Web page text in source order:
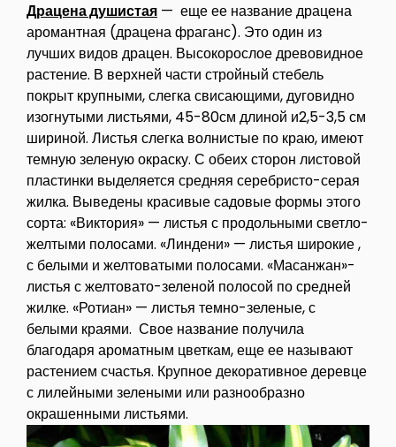
Драцена душистая — еще ее название драцена
аромантная (драцена фраганс). Это один из
лучших видов драцен. Высокорослое древовидное
растение. В верхней части стройный стебель
покрыт крупными, слегка свисающими, дуговидно
изогнутыми листьями, 45-80см длиной и2,5-3,5 см
шириной. Листья слегка волнистые по краю, имеют
темную зеленую окраску. С обеих сторон листовой
пластинки выделяется средняя серебристо-серая
жилка. Выведены красивые садовые формы этого
сорта: «Виктория» — листья с продольными светло-
желтыми полосами. «Линдени» — листья широкие ,
с белыми и желтоватыми полосами. «Масанжан»-
листья с желтовато-зеленой полосой по средней
жилке. «Ротиан» — листья темно-зеленые, с
белыми краями. Свое название получила
благодаря ароматным цветкам, еще ее называют
растением счастья. Крупное декоративное деревце
с лилейными зелеными или разнообразно
окрашенными листьями.